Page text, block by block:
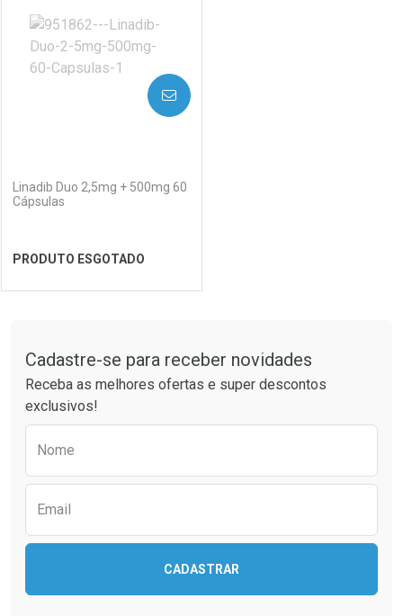
Linadib Duo 2,5mg + 500mg 60
Cápsulas
PRODUTO ESGOTADO
AVISE-ME
Laboratório
Por Menos
Cadastre-se para receber novidades
Receba as melhores ofertas e super descontos
exclusivos!
Nome
Email
CADASTRAR